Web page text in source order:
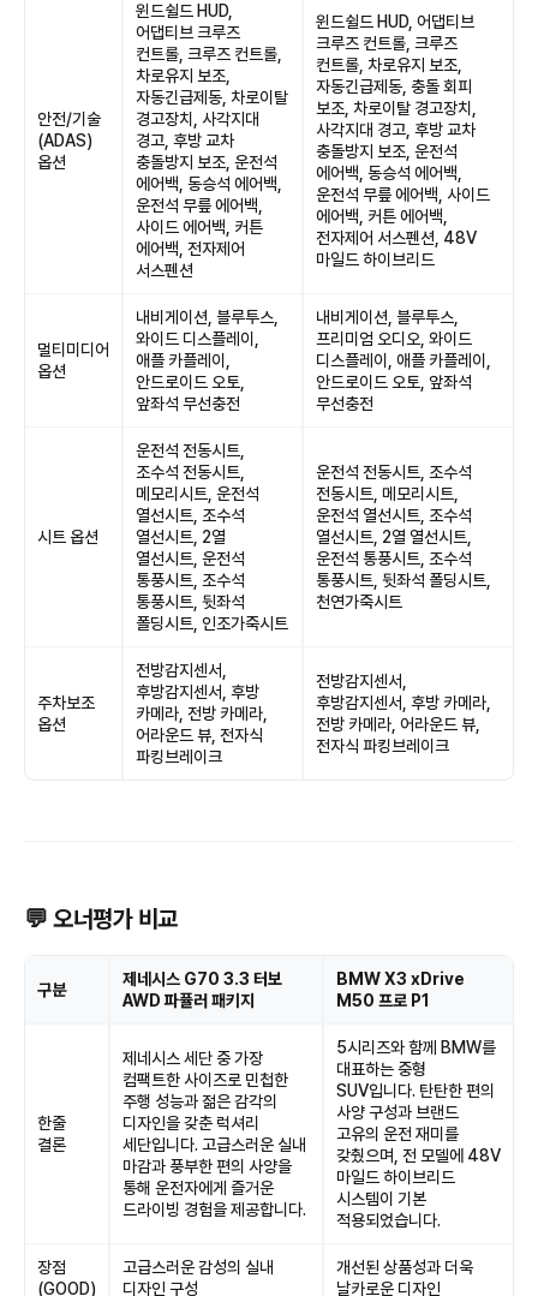
안전/기술
(ADAS)
옵션
윈드쉴드 HUD,
어댑티브 크루즈
컨트롤, 크루즈 컨트롤,
차로유지 보조,
자동긴급제동, 차로이탈
경고장치, 사각지대
경고, 후방 교차
충돌방지 보조, 운전석
에어백, 동승석 에어백,
운전석 무릎 에어백,
사이드 에어백, 커튼
에어백, 전자제어
서스펜션
윈드쉴드 HUD, 어댑티브
크루즈 컨트롤, 크루즈
컨트롤, 차로유지 보조,
자동긴급제동, 충돌 회피
보조, 차로이탈 경고장치,
사각지대 경고, 후방 교차
충돌방지 보조, 운전석
에어백, 동승석 에어백,
운전석 무릎 에어백, 사이드
에어백, 커튼 에어백,
전자제어 서스펜션, 48V
마일드 하이브리드
멀티미디어
옵션
내비게이션, 블루투스,
와이드 디스플레이,
애플 카플레이,
안드로이드 오토,
앞좌석 무선충전
내비게이션, 블루투스,
프리미엄 오디오, 와이드
디스플레이, 애플 카플레이,
안드로이드 오토, 앞좌석
무선충전
시트 옵션
운전석 전동시트,
조수석 전동시트,
메모리시트, 운전석
열선시트, 조수석
열선시트, 2열
열선시트, 운전석
통풍시트, 조수석
통풍시트, 뒷좌석
폴딩시트, 인조가죽시트
운전석 전동시트, 조수석
전동시트, 메모리시트,
운전석 열선시트, 조수석
열선시트, 2열 열선시트,
운전석 통풍시트, 조수석
통풍시트, 뒷좌석 폴딩시트,
천연가죽시트
주차보조
옵션
전방감지센서,
후방감지센서, 후방
카메라, 전방 카메라,
어라운드 뷰, 전자식
파킹브레이크
전방감지센서,
후방감지센서, 후방 카메라,
전방 카메라, 어라운드 뷰,
전자식 파킹브레이크
💬 오너평가 비교
구분
제네시스 G70 3.3 터보
AWD 파퓰러 패키지
BMW X3 xDrive
M50 프로 P1
한줄
결론
제네시스 세단 중 가장
컴팩트한 사이즈로 민첩한
주행 성능과 젊은 감각의
디자인을 갖춘 럭셔리
세단입니다. 고급스러운 실내
마감과 풍부한 편의 사양을
통해 운전자에게 즐거운
드라이빙 경험을 제공합니다.
5시리즈와 함께 BMW를
대표하는 중형
SUV입니다. 탄탄한 편의
사양 구성과 브랜드
고유의 운전 재미를
갖췄으며, 전 모델에 48V
마일드 하이브리드
시스템이 기본
적용되었습니다.
장점
(GOOD)
고급스러운 감성의 실내
디자인 구성
개선된 상품성과 더욱
날카로운 디자인